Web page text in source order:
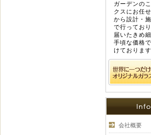
ガーデンの
クスにお任
から設計・
で行ってお
届いたきめ
手頃な価格
けております
会社概要